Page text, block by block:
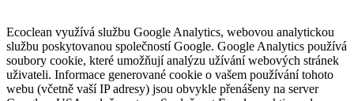
Ecoclean využívá službu Google Analytics, webovou analytickou
službu poskytovanou společností Google. Google Analytics používá
soubory cookie, které umožňují analýzu užívání webových stránek
uživateli. Informace generované cookie o vašem používání tohoto
webu (včetně vaší IP adresy) jsou obvykle přenášeny na server